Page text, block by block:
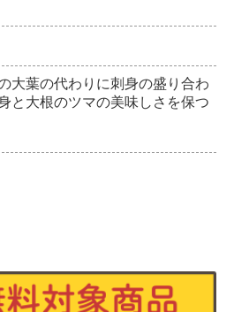
大葉の代わりに刺身の盛り合わ
と大根のツマの美味しさを保つ